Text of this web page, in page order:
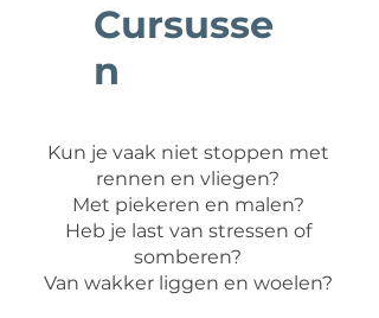
Cursusse
n
Kun je vaak niet stoppen met
rennen en vliegen?
Met piekeren en malen?
Heb je last van stressen of
somberen?
Van wakker liggen en woelen?